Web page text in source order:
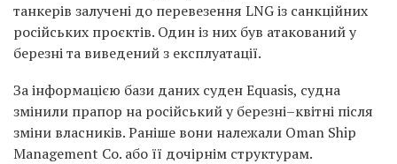
танкерів залучені до перевезення LNG із санкційних
російських проєктів. Один із них був атакований у
березні та виведений з експлуатації.
За інформацією бази даних суден Equasis, судна
змінили прапор на російський у березні–квітні після
зміни власників. Раніше вони належали Oman Ship
Management Co. або її дочірнім структурам.